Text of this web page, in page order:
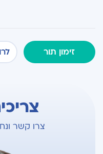
זימון תור
צרו קשר